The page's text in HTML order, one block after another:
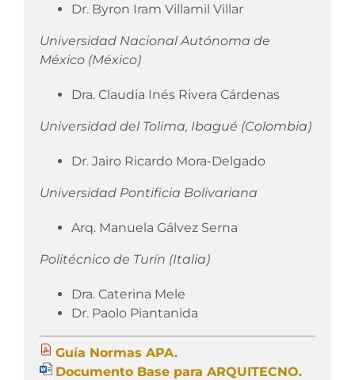
Dr. Byron Iram Villamil Villar
Universidad Nacional Autónoma de
México (México)
Dra. Claudia Inés Rivera Cárdenas
Universidad del Tolima, Ibagué (Colombia)
Dr. Jairo Ricardo Mora-Delgado
Universidad Pontificia Bolivariana
Arq. Manuela Gálvez Serna
Politécnico de Turín (Italia)
Dra. Caterina Mele
Dr. Paolo Piantanida
Guía Normas APA.
Documento Base para ARQUITECNO.